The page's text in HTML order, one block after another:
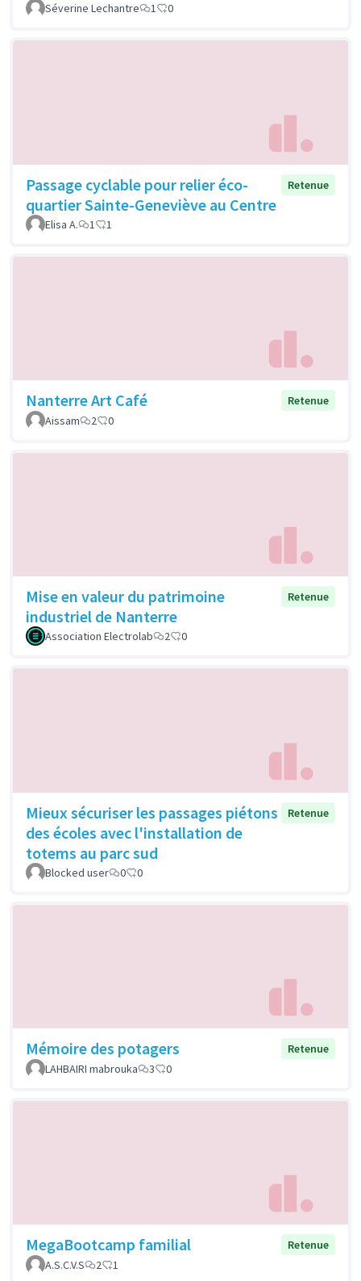
Séverine Lechantre 1 0
Passage cyclable pour relier éco-
quartier Sainte-Geneviève au Centre
Retenue
Elisa A. 1 1
Nanterre Art Café
Retenue
Aissam
2 0
Mise en valeur du patrimoine
industriel de Nanterre
Retenue
Association Electrolab 2 0
Mieux sécuriser les passages piétons
des écoles avec l'installation de
totems au parc sud
Retenue
Blocked user 0 0
Mémoire des potagers
Retenue
LAHBAIRI mabrouka
3 0
MegaBootcamp familial
Retenue
A.S.C.V.S
2 1